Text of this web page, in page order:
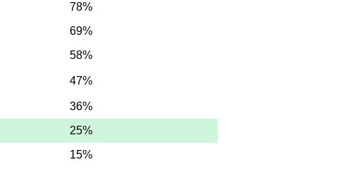
78%
69%
58%
47%
36%
25%
15%